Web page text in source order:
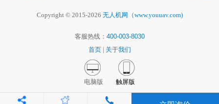
Copyright © 2015-2026 无人机网（www.youuav.com)
客服热线： 400-003-8030
首页
关于我们
电脑版 触屏版